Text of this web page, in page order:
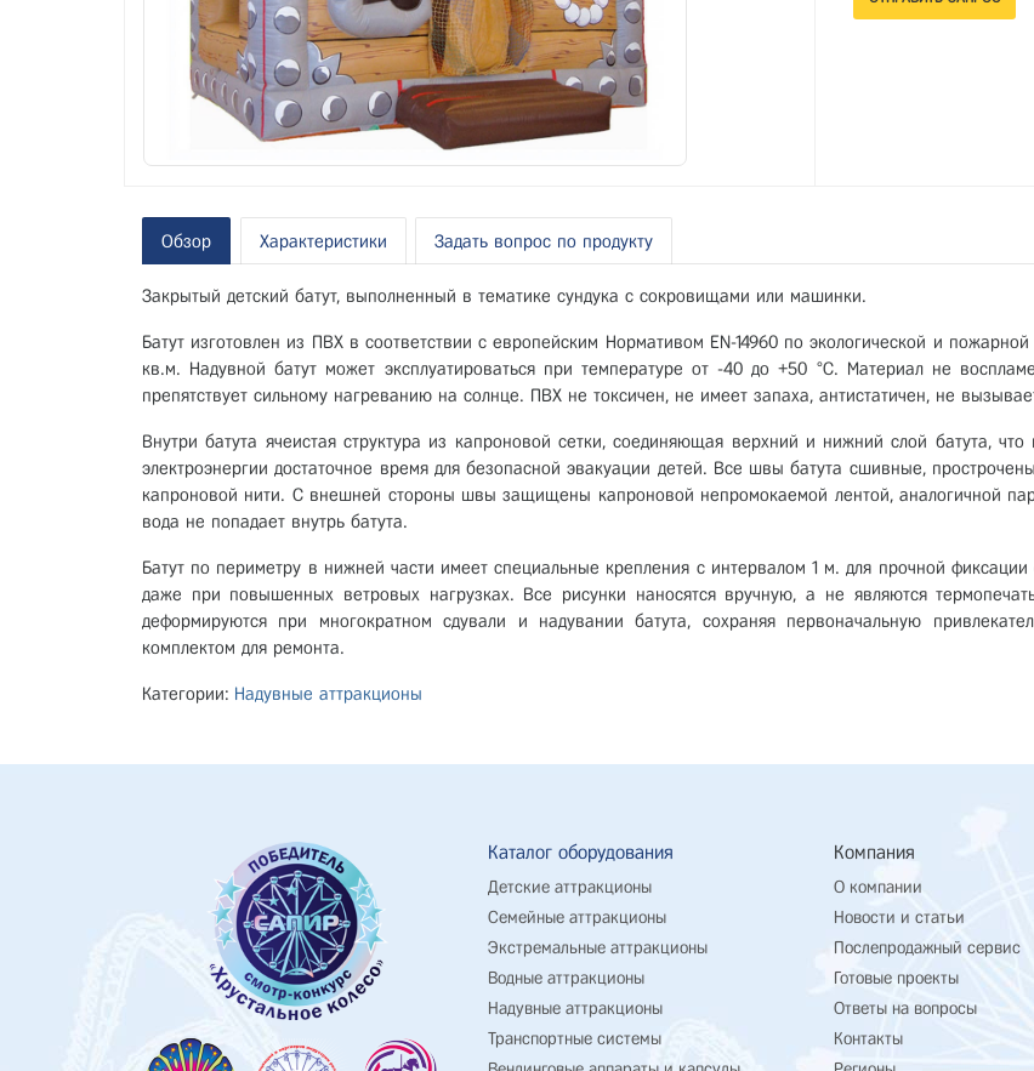
Обзор Характеристики Задать вопрос по продукту
Закрытый детский батут, выполненный в тематике сундука с сокровищами или машинки.
Батут изготовлен из ПВХ в соответствии с европейским Нормативом ЕN-14960 по экологической и
кв.м. Надувной батут может эксплуатироваться при температуре от -40 до +50 °С. Материал не
препятствует сильному нагреванию на солнце. ПВХ не токсичен, не имеет запаха, антистатичен, не
Внутри батута ячеистая структура из капроновой сетки, соединяющая верхний и нижний слой батута, что
электроэнергии достаточное время для безопасной эвакуации детей. Все швы батута сшивные,
капроновой нити. С внешней стороны швы защищены капроновой непромокаемой лентой, аналогичной
вода не попадает внутрь батута.
Батут по периметру в нижней части имеет специальные крепления с интервалом 1 м. для прочной фиксации
даже при повышенных ветровых нагрузках. Все рисунки наносятся вручную, а не являются
деформируются при многократном сдували и надувании батута, сохраняя первоначальную
комплектом для ремонта.
Категории: Надувные аттракционы
Каталог оборудования
Детские аттракционы
Семейные аттракционы
Экстремальные аттракционы
Водные аттракционы
Надувные аттракционы
Транспортные системы
Компания
О компании
Новости и статьи
Послепродажный сервис
Готовые проекты
Ответы на вопросы
Контакты